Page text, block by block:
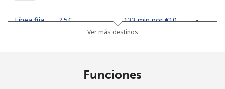
Línea fija ⁦7.5¢⁩ 133 min por ⁦€10⁩ -
Ver más destinos
Funciones